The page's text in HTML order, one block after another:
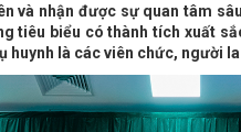
và nhận được sự quan tâm
tiêu biểu có thành tích xuất
huynh là các viên chức, người